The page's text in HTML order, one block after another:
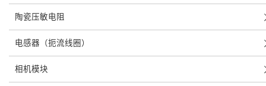
陶瓷压敏电阻
电感器（扼流线圈）
相机模块